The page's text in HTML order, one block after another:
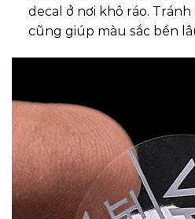
decal ở nơi khô ráo.
cũng giúp màu sắc bền